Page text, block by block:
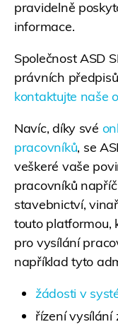
pravidelně
informace.
Společnost ASD
právních
kontaktujte naše
Navíc, díky své
pracovníků, se
veškeré vaše
pracovníků
stavebnictví,
touto platformou,
pro vysílání
například tyto
žádosti v
řízení vysílání